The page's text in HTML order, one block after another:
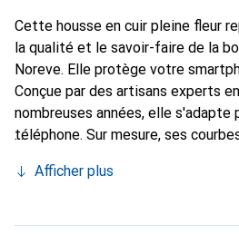
Cette housse en cuir pleine fleur
la qualité et le savoir-faire de la
Noreve. Elle protège votre
Conçue par des artisans experts
nombreuses années, elle
téléphone. Sur mesure, ses
et indispensable pour votre
marque Noreve est un choix sûr
Afficher plus